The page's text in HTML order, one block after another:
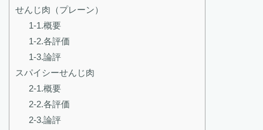
せんじ肉（プレーン）
1-1.概要
1-2.各評価
1-3.論評
スパイシーせんじ肉
2-1.概要
2-2.各評価
2-3.論評